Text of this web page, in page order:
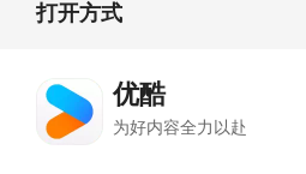
打开方式
优酷
为好内容全力以赴